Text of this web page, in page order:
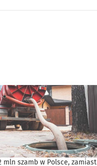
mln szamb w Polsce, zamiast